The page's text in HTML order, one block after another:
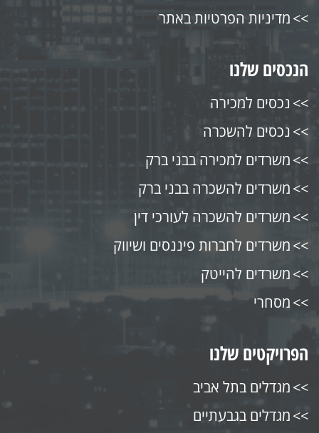
מדיניות הפרטיות באתר
הנכסים שלנו
נכסים למכירה
נכסים להשכרה
משרדים למכירה בבני ברק
משרדים להשכרה בבני ברק
משרדים להשכרה לעורכי דין
משרדים לחברות פיננסים ושיווק
משרדים להייטק
מסחרי
הפרויקטים שלנו
מגדלים בתל אביב
מגדלים בגבעתיים